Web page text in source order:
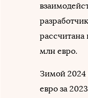
рассчитана
млн евро.
Зимой 2024
евро за